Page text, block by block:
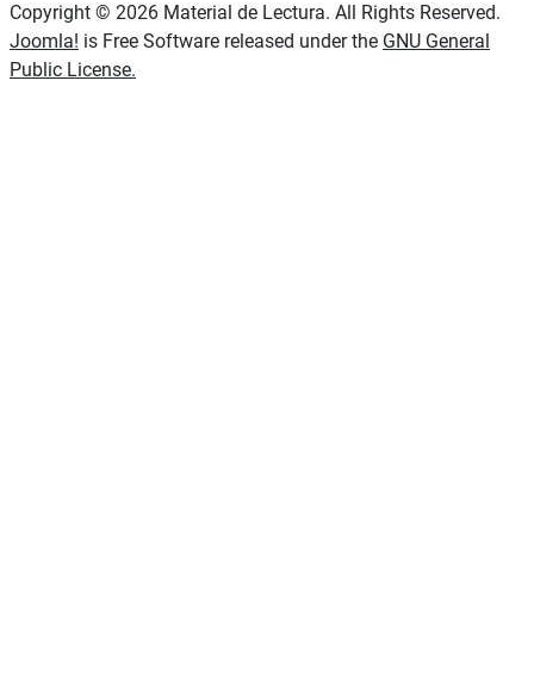
Copyright © 2026 Material de Lectura. All Rights Reserved.
Joomla! is Free Software released under the GNU General
Public License.